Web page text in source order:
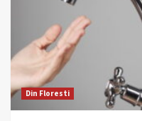
Din Floresti